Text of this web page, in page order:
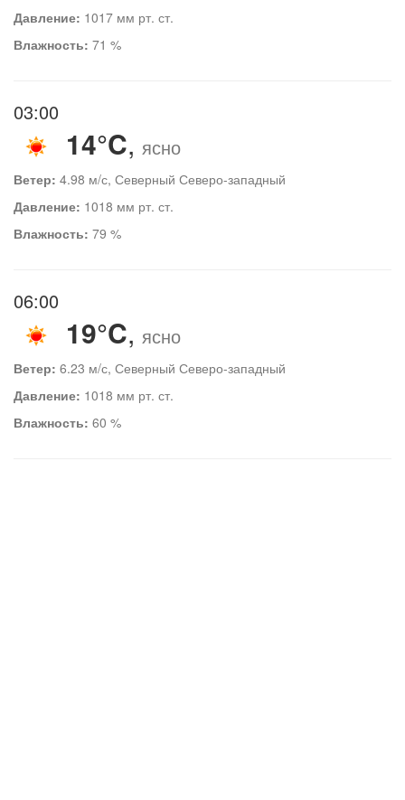
Давление: 1017 мм рт. ст.
Влажность: 71 %
03:00
14°C, ясно
Ветер: 4.98 м/с, Северный Северо-западный
Давление: 1018 мм рт. ст.
Влажность: 79 %
06:00
19°C, ясно
Ветер: 6.23 м/с, Северный Северо-западный
Давление: 1018 мм рт. ст.
Влажность: 60 %